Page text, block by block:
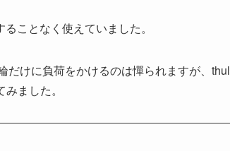
ことなく使えていました。
だけに負荷をかけるのは憚られますが、
ました。